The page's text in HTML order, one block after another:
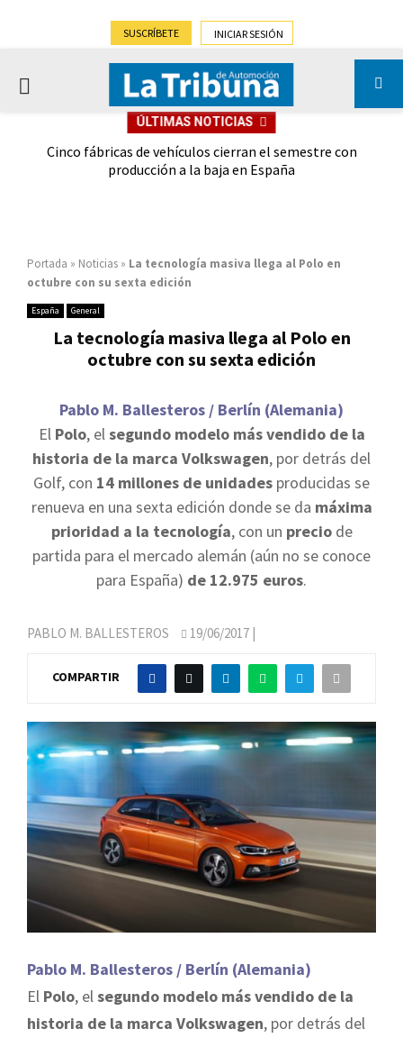
SUSCRÍBETE INICIAR SESIÓN
PRIMARY
ÚLTIMAS NOTICIAS
Cinco fábricas de vehículos cierran el semestre con
producción a la baja en España
Portada » Noticias » La tecnología masiva llega al Polo en
octubre con su sexta edición
España General
La tecnología masiva llega al Polo en
octubre con su sexta edición
Pablo M. Ballesteros / Berlín (Alemania)
ElPolo, elsegundo modelo más vendido de la
historia de la marca Volkswagen, por detrás del
Golf, con 14 millones de unidades producidas se
renueva en una sexta edición donde se da máxima
prioridad a la tecnología, con un preciode
partida para el mercado alemán (aún no se conoce
para España) de 12.975 euros.
PABLO M. BALLESTEROS 19/06/2017 |
COMPARTIR
Pablo M. Ballesteros / Berlín (Alemania)
El Polo, elsegundo modelo más vendido de la
historia de la marca Volkswagen, por detrás del